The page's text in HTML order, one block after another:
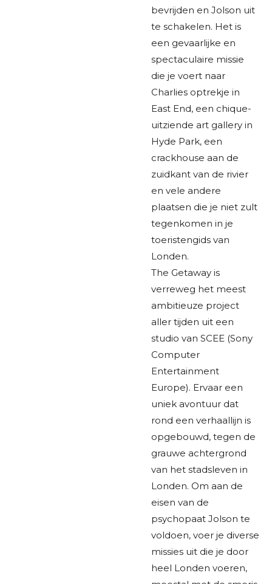
bevrijden en Jolson uit
te schakelen. Het is
een gevaarlijke en
spectaculaire missie
die je voert naar
Charlies optrekje in
East End, een chique-
uitziende art gallery in
Hyde Park, een
crackhouse aan de
zuidkant van de rivier
en vele andere
plaatsen die je niet zult
tegenkomen in je
toeristengids van
Londen.
The Getaway is
verreweg het meest
ambitieuze project
aller tijden uit een
studio van SCEE (Sony
Computer
Entertainment
Europe). Ervaar een
uniek avontuur dat
rond een verhaallijn is
opgebouwd, tegen de
grauwe achtergrond
van het stadsleven in
Londen. Om aan de
eisen van de
psychopaat Jolson te
voldoen, voer je diverse
missies uit die je door
heel Londen voeren,